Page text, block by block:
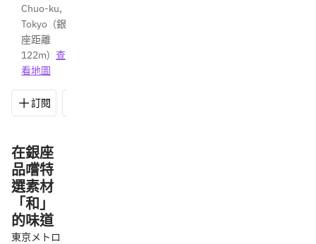
Chuo-ku,
Tokyo (銀
座距離
122m) 查
看地圖
訂閱
在銀座
品嚐特
選素材
「和」
的味道
東京メトロ